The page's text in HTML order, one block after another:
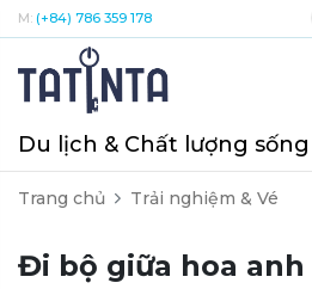
M: (+84) 786 359 178
Du lịch & Chất lượng sống
Trang chủ Trải nghiệm & Vé
Đi bộ giữa hoa anh